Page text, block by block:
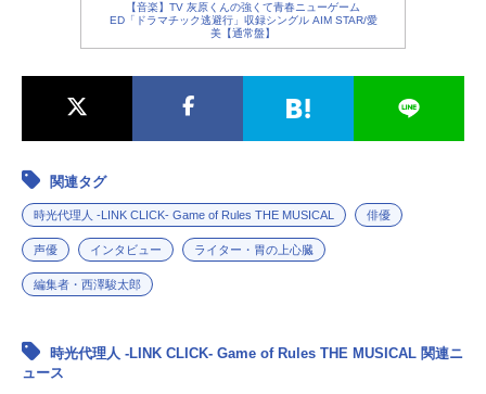
【音楽】TV 灰原くんの強くて青春ニューゲーム
ED「ドラマチック逃避行」収録シングル AIM STAR/愛
美【通常盤】
関連タグ
時光代理人 -LINK CLICK- Game of Rules THE MUSICAL 俳優
声優 インタビュー ライター・胃の上心臓
編集者・西澤駿太郎
時光代理人 -LINK CLICK- Game of Rules THE MUSICAL 関連ニ
ュース